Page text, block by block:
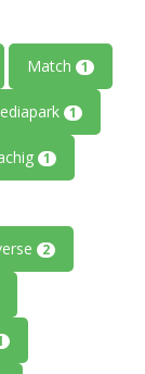
Match 1
1
1
2